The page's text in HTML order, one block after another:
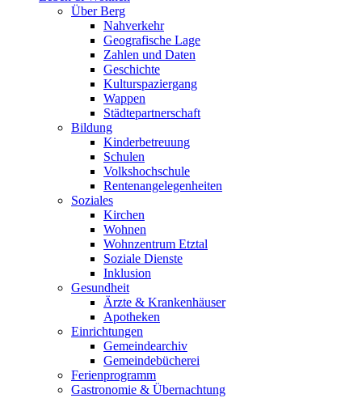
Über Berg
Nahverkehr
Geografische Lage
Zahlen und Daten
Geschichte
Kulturspaziergang
Wappen
Städtepartnerschaft
Bildung
Kinderbetreuung
Schulen
Volkshochschule
Rentenangelegenheiten
Soziales
Kirchen
Wohnen
Wohnzentrum Etztal
Soziale Dienste
Inklusion
Gesundheit
Ärzte & Krankenhäuser
Apotheken
Einrichtungen
Gemeindearchiv
Gemeindebücherei
Ferienprogramm
Gastronomie & Übernachtung